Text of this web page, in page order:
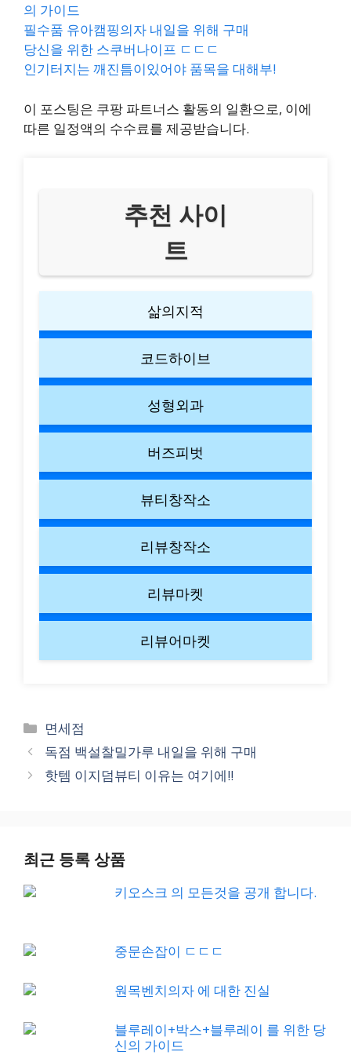
의 가이드
필수품 유아캠핑의자 내일을 위해 구매
당신을 위한 스쿠버나이프 ㄷㄷㄷ
인기터지는 깨진틈이있어야 품목을 대해부!
이 포스팅은 쿠팡 파트너스 활동의 일환으로, 이에
따른 일정액의 수수료를 제공받습니다.
추천 사이
트
삶의지적
코드하이브
성형외과
버즈피벗
뷰티창작소
리뷰창작소
리뷰마켓
리뷰어마켓
Categories
면세점
독점 백설찰밀가루 내일을 위해 구매
핫템 이지덤뷰티 이유는 여기에!!
최근 등록 상품
키오스크 의 모든것을 공개 합니다.
중문손잡이 ㄷㄷㄷ
원목벤치의자 에 대한 진실
블루레이+박스+블루레이 를 위한 당
신의 가이드